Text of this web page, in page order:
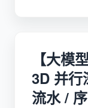
【大模
3D 并
流水 /